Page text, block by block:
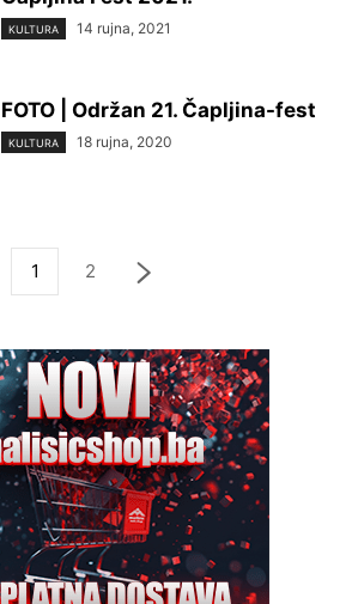
KULTURA 14 rujna, 2021
FOTO | Održan 21. Čapljina-fest
KULTURA 18 rujna, 2020
1 2